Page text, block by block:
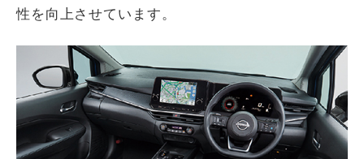
性を向上させています。